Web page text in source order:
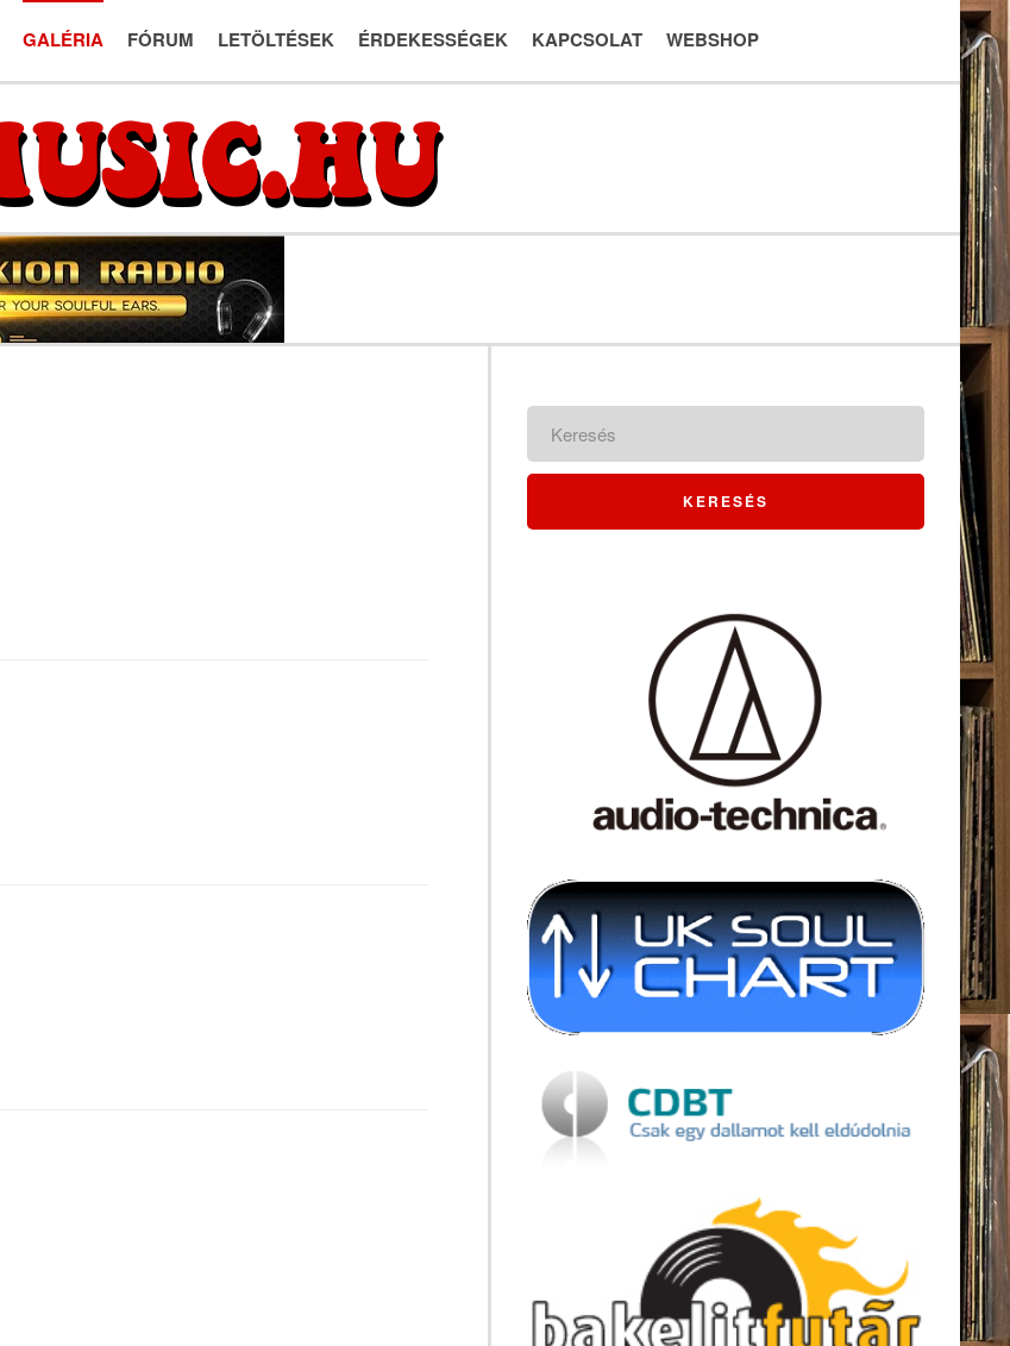
GALÉRIA FÓRUM LETÖLTÉSEK ÉRDEKESSÉGEK KAPCSOLAT WEBSHOP